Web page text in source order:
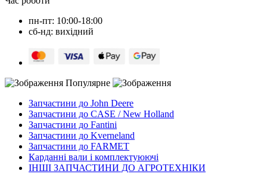
пн-пт: 10:00-18:00
сб-нд: вихідний
Популярне
Запчастини до John Deere
Запчастини до CASE / New Holland
Запчастини до Fantini
Запчастини до Kverneland
Запчастини до FARMET
Карданні вали і комплектуюючі
ІНШІ ЗАПЧАСТИНИ ДО АГРОТЕХНІКИ